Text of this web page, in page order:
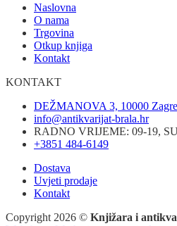
Naslovna
O nama
Trgovina
Otkup knjiga
Kontakt
KONTAKT
DEŽMANOVA 3, 10000
info@antikvarijat-brala.hr
RADNO VRIJEME: 09-19,
+3851 484-6149
Dostava
Uvjeti prodaje
Kontakt
Copyright 2026 © Knjižara i